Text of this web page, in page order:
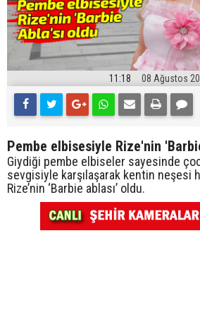
11:18 08 Ağustos
Pembe elbisesiyle Rize'nin
Giydiği pembe elbiseler sayesinde
sevgisiyle karşılaşarak kentin neşesi
Rize’nin ‘Barbie ablası’ oldu.